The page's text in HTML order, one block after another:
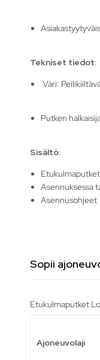
Tekniset tiedot:
Väri:
Putken
Sisältö:
Asennuksessa
Asennusohjeet
Sopii
Etukulmaputket
Ajoneuvolaji